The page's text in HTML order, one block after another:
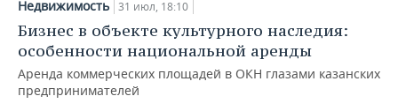
Недвижимость 31 июл, 18:10
Бизнес в объекте культурного наследия:
особенности национальной аренды
Аренда коммерческих площадей в ОКН глазами казанских
предпринимателей